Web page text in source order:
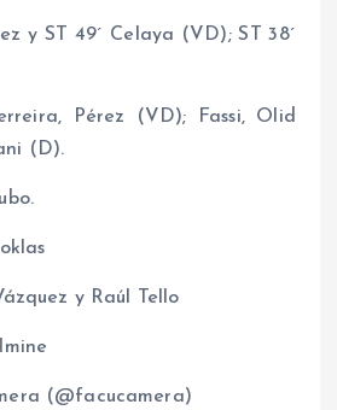
y ST 49´ Celaya (VD); ST 38´
Pérez (VD); Fassi, Olid
(D).
y Raúl Tello
(@facucamera)